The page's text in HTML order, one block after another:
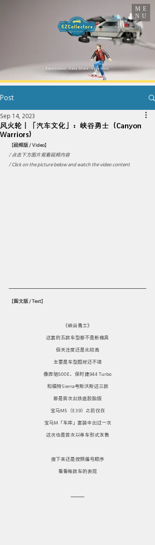
​Easy Collect · Easy Share · Easy Enjoy
ME
NU
Post
风火轮｜「汽车文化」：峡谷勇士（Canyon
Warriors）
Sep 14, 2023
【视频版 / Video】
/ 点击下方图片观看视频内容
/ Click on the picture below and watch the video content
【 图文版 / Text】
《峡谷勇士》
这套的五款车型都不是新模具
但关注度还是比较高
主要是车型题材还不错
像奔驰500E、保时捷944 Turbo
和福特Sierra考斯沃斯这三款
都是首次出铁底胶胎版
宝马M5（E39）之前仅在
宝马M「车库」套装中出过一次
这次也是首次以单车形式发售
接下来还是按照编号顺序
看看每款车的表现